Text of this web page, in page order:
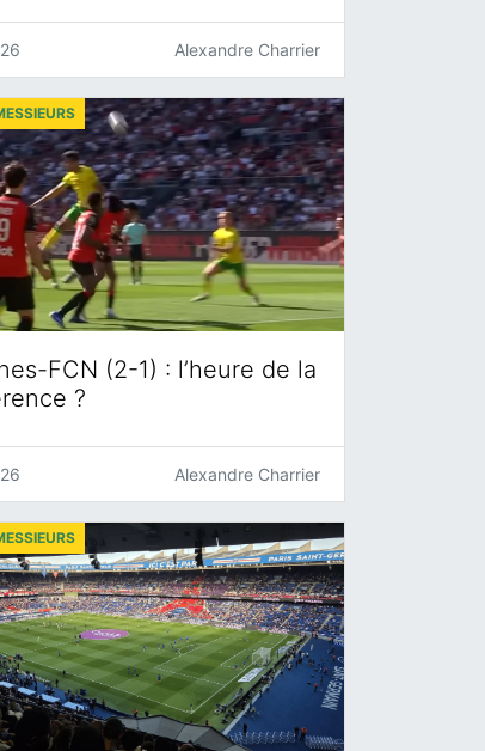
Alexandre Charrier
FCN (2-1) : l’heure de la
?
Alexandre Charrier